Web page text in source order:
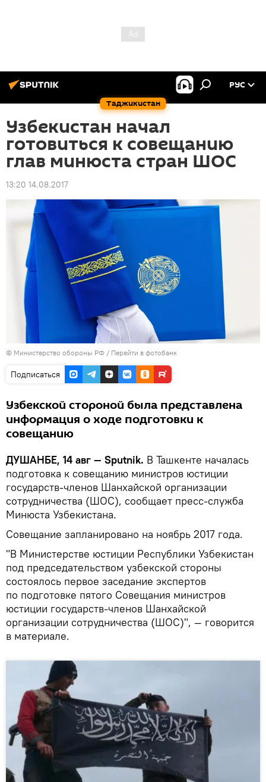
Таджикистан
РУС
Узбекистан начал
готовиться к совещанию
глав минюста стран ШОС
13:20 14.08.2017
© Министерство обороны РФ / Перейти в фотобанк
Подписаться
Узбекской стороной была представлена
информация о ходе подготовки к
совещанию
ДУШАНБЕ, 14 авг — Sputnik. В Ташкенте началась
подготовка к совещанию министров юстиции
государств-членов Шанхайской организации
сотрудничества (ШОС), сообщает пресс-служба
Минюста Узбекистана.
Совещание запланировано на ноябрь 2017 года.
"В Министерстве юстиции Республики Узбекистан
под председательством узбекской стороны
состоялось первое заседание экспертов
по подготовке пятого Совещания министров
юстиции государств-членов Шанхайской
организации сотрудничества (ШОС)", — говорится
в материале.